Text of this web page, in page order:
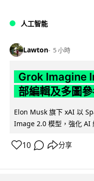
人工智能
Lawton 5 小時
Grok Imagine
部編輯及多圖
Elon Musk 旗下 xAI 以
Image 2.0 模型，強化 AI
10 分享